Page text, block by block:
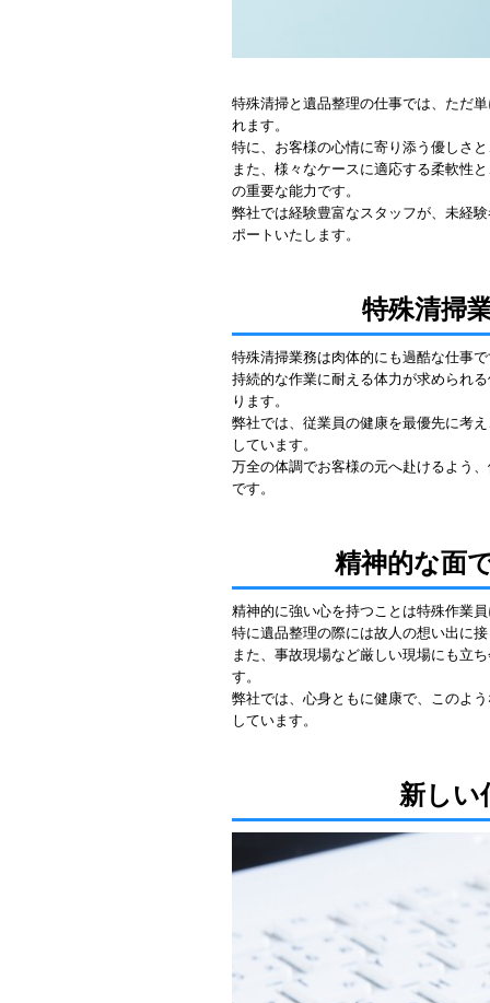
特殊清掃と遺品整理の仕事では、ただ
れます。
特に、お客様の心情に寄り添う優しさ
また、様々なケースに適応する柔軟性
の重要な能力です。
弊社では経験豊富なスタッフが、未経
ポートいたします。
特殊清掃
特殊清掃業務は肉体的にも過酷な仕事
持続的な作業に耐える体力が求められ
ります。
弊社では、従業員の健康を最優先に考
しています。
万全の体調でお客様の元へ赴けるよう
です。
精神的な面
精神的に強い心を持つことは特殊作業
特に遺品整理の際には故人の想い出に
また、事故現場など厳しい現場にも立
す。
弊社では、心身ともに健康で、このよ
しています。
新しい